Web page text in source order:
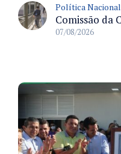
Política Nacional
07/08/2026